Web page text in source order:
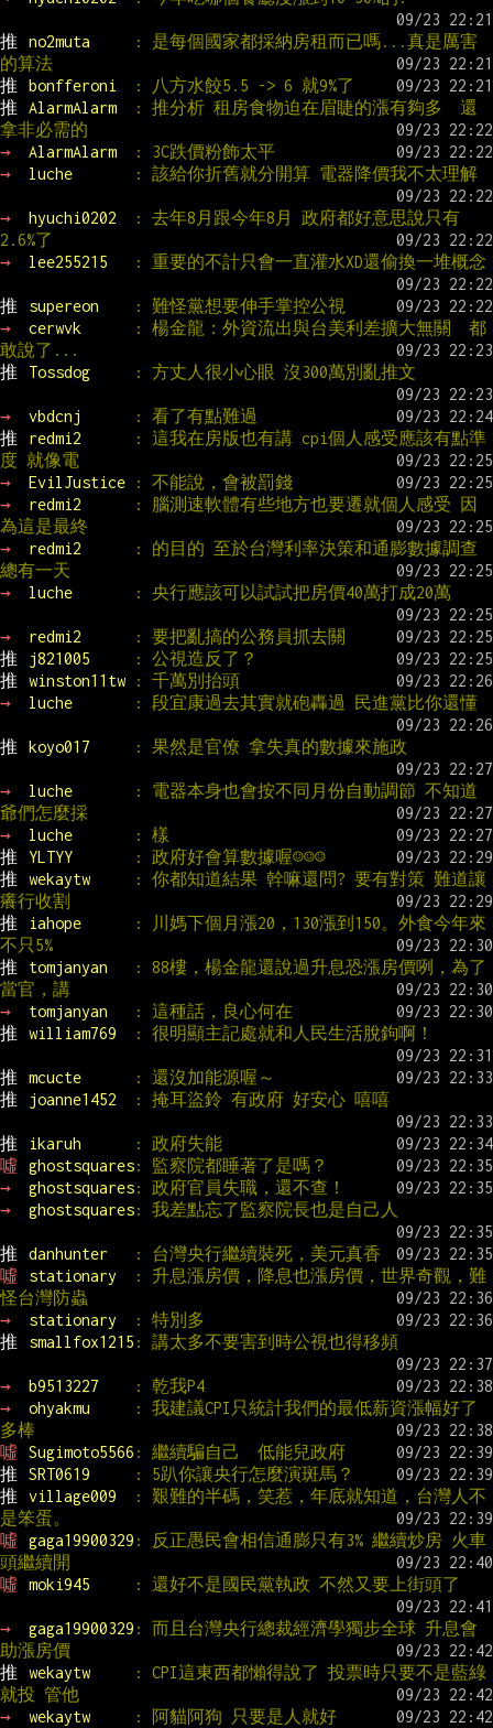
推 no2muta
: 是每個國家都採納房租而已嗎...真是厲害
的算法
推
bonfferoni
: 八方水餃5.5 -> 6 就9%了
推
AlarmAlarm
: 推分析 租房食物迫在眉睫的漲有夠多  還
拿非必需的
→
AlarmAlarm
: 3C跌價粉飾太平
→
luche : 該給你折舊就分開算 電器降價我不太理解
→ hyuchi0202
: 去年8月跟今年8月 政府都好意思說只有
2.6%了
→
lee255215 : 重要的不計只會一直灌水XD還偷換一堆概念
推 supereon
: 難怪黨想要伸手掌控公視
→
cerwvk
: 楊金龍：外資流出與台美利差擴大無關  都
敢說了...
推
Tossdog : 方丈人很小心眼 沒300萬別亂推文
→ vbdcnj
: 看了有點難過
推
redmi2
: 這我在房版也有講 cpi個人感受應該有點準
度 就像電
→
EvilJustice
: 不能說，會被罰錢
→
redmi2
: 腦測速軟體有些地方也要遷就個人感受 因
為這是最終
→
redmi2
: 的目的 至於台灣利率決策和通膨數據調查
總有一天
→
luche : 央行應該可以試試把房價40萬打成20萬
→ redmi2
: 要把亂搞的公務員抓去關
推
j821005
: 公視造反了？
推
winston11tw
: 千萬別抬頭
→
luche : 段宜康過去其實就砲轟過 民進黨比你還懂
推 koyo017 : 果然是官僚 拿失真的數據來施政
→ luche
: 電器本身也會按不同月份自動調節 不知道
爺們怎麼採
→
luche
: 樣
推
YLTYY
: 政府好會算數據喔☺☺☺
推
wekaytw
: 你都知道結果 幹嘛還問? 要有對策 難道讓
癢行收割
推
iahope
: 川媽下個月漲20，130漲到150。外食今年來
不只5%
推
tomjanyan
: 88樓，楊金龍還說過升息恐漲房價咧，為了
當官，講
→
tomjanyan
: 這種話，良心何在
推
william769 : 很明顯主記處就和人民生活脫鉤啊！
推 mcucte
: 還沒加能源喔～
推
joanne1452 : 掩耳盜鈴 有政府 好安心 嘻嘻
推 ikaruh
: 政府失能
噓
ghostsquares: 監察院都睡著了是嗎？
→
ghostsquares: 政府官員失職，還不查！
→
ghostsquares: 我差點忘了監察院長也是自己人
推 danhunter
: 台灣央行繼續裝死，美元真香
噓
stationary
: 升息漲房價，降息也漲房價，世界奇觀，難
怪台灣防蟲
→
stationary
: 特別多
推
smallfox1215 : 講太多不要害到時公視也得移頻
→ b9513227
: 乾我P4
→
ohyakmu
: 我建議CPI只統計我們的最低薪資漲幅好了
多棒
噓
Sugimoto5566 : 繼續騙自己  低能兒政府
推
SRT0619
: 5趴你讓央行怎麼演斑馬？
推
village009
: 艱難的半碼，笑惹，年底就知道，台灣人不
是笨蛋。
噓
gaga19900329 : 反正愚民會相信通膨只有3% 繼續炒房 火車
頭繼續開
噓
moki945 : 還好不是國民黨執政 不然又要上街頭了
→ gaga19900329 : 而且台灣央行總裁經濟學獨步全球 升息會
助漲房價
推
wekaytw
: CPI這東西都懶得說了 投票時只要不是藍綠
就投 管他
→
wekaytw
: 阿貓阿狗 只要是人就好